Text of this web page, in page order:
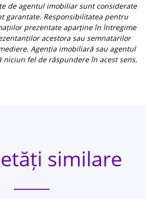
de agentul imobiliar sunt considerate
garantate. Responsibilitatea pentru
prezentate aparține în întregime
acestora sau semnatarilor
Agenția imobiliară sau agentul
fel de răspundere în acest sens.
similare